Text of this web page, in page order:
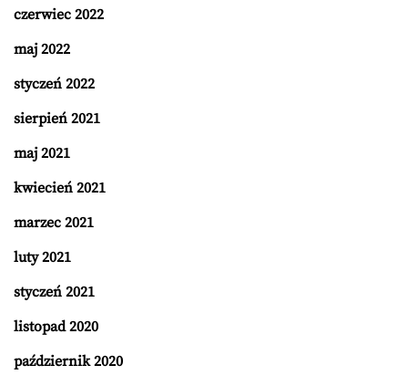
czerwiec 2022
maj 2022
styczeń 2022
sierpień 2021
maj 2021
kwiecień 2021
marzec 2021
luty 2021
styczeń 2021
listopad 2020
październik 2020